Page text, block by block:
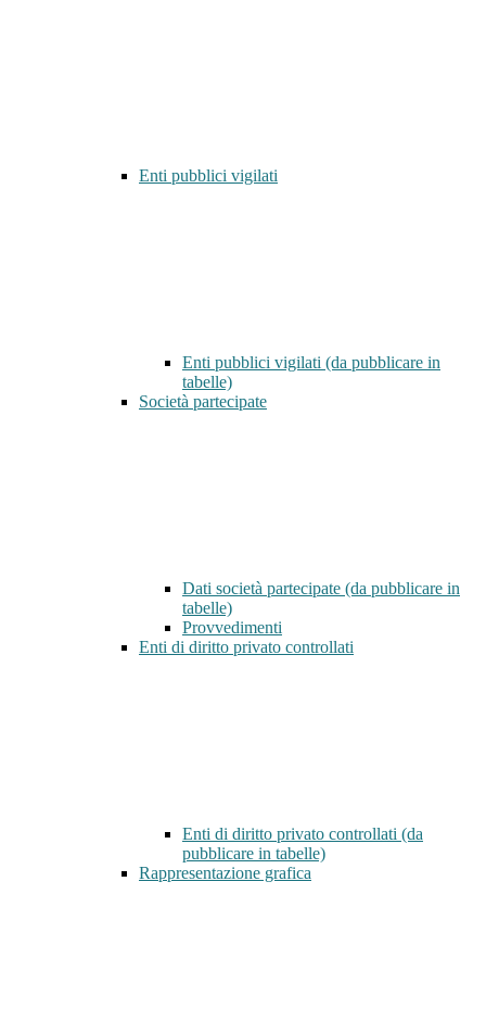
Enti pubblici vigilati
Enti pubblici vigilati (da pubblicare in
tabelle)
Società partecipate
Dati società partecipate (da pubblicare in
tabelle)
Provvedimenti
Enti di diritto privato controllati
Enti di diritto privato controllati (da
pubblicare in tabelle)
Rappresentazione grafica